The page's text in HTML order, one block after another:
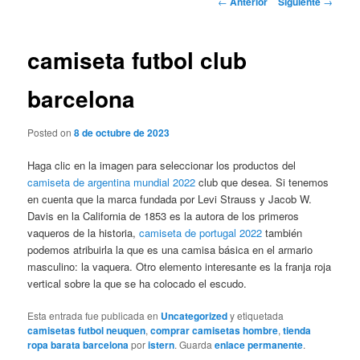
camiseta futbol club
barcelona
Posted on8 de octubre de 2023
Haga clic en la imagen para seleccionar los productos del
camiseta de argentina mundial 2022 club que desea. Si tenemos
en cuenta que la marca fundada por Levi Strauss y Jacob W.
Davis en la California de 1853 es la autora de los primeros
vaqueros de la historia,camiseta de portugal 2022 también
podemos atribuirla la que es una camisa básica en el armario
masculino: la vaquera. Otro elemento interesante es la franja roja
vertical sobre la que se ha colocado el escudo.
Esta entrada fue publicada en Uncategorizedy etiquetada
camisetas futbol neuquen,comprar camisetas hombre,tienda
ropa barata barcelonaporistern. Guardaenlace permanente.